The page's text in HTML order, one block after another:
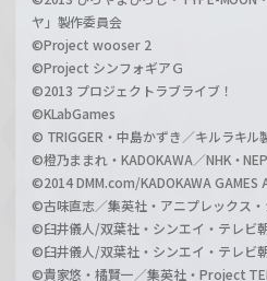
ヤ」製作委員会
©Project wooser 2
©Project シンフォギアＧ
©2013 プロジェクトラブライブ！
©KLabGames
© TRIGGER・中島かずき／キルラキル
©橙乃ままれ・KADOKAWA／NHK・NEP
©2014 DMM.com/KADOKAWA
©古味直志／集英社・アニプレックス・
©臼井儀人/双葉社・シンエイ・テレビ
©臼井儀人/双葉社・シンエイ・テレビ
©貴家悠・橘賢一／集英社・Project